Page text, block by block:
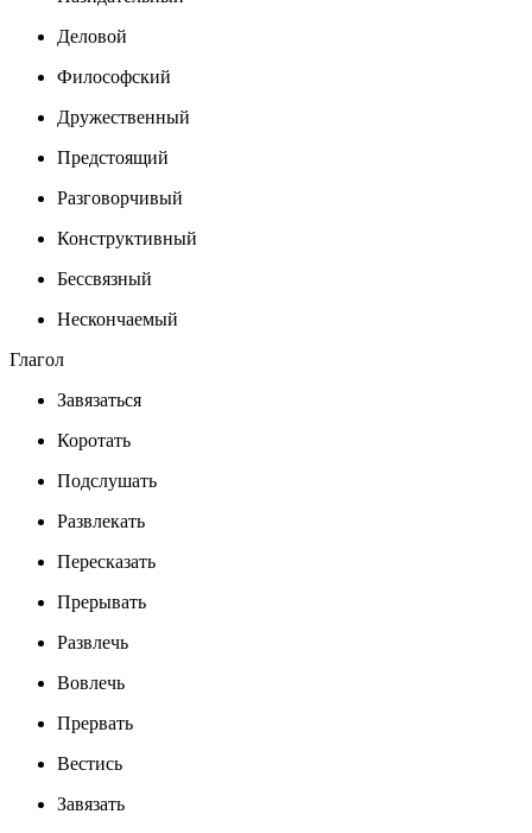
Деловой
Философский
Дружественный
Предстоящий
Разговорчивый
Конструктивный
Бессвязный
Нескончаемый
Глагол
Завязаться
Коротать
Подслушать
Развлекать
Пересказать
Прерывать
Развлечь
Вовлечь
Прервать
Вестись
Завязать